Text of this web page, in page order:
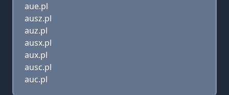
aue.pl
ausz.pl
auz.pl
ausx.pl
aux.pl
ausc.pl
auc.pl